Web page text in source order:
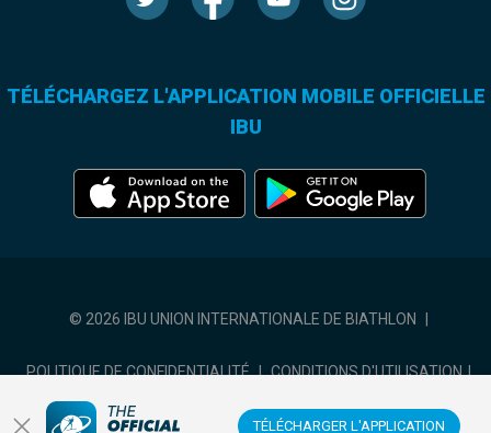
TÉLÉCHARGER L'APPLICATION
TÉLÉCHARGEZ L'APPLICATION MOBILE OFFICIELLE
IBU
© 2026 IBU UNION INTERNATIONALE DE BIATHLON
POLITIQUE DE CONFIDENTIALITÉ | CONDITIONS D'UTILISATION |
COOKIES SETTINGS